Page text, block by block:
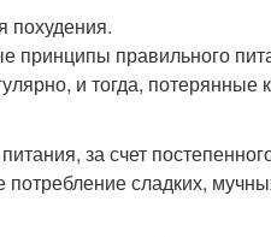
похудения.
правильного
и тогда,
за счет
сладких,